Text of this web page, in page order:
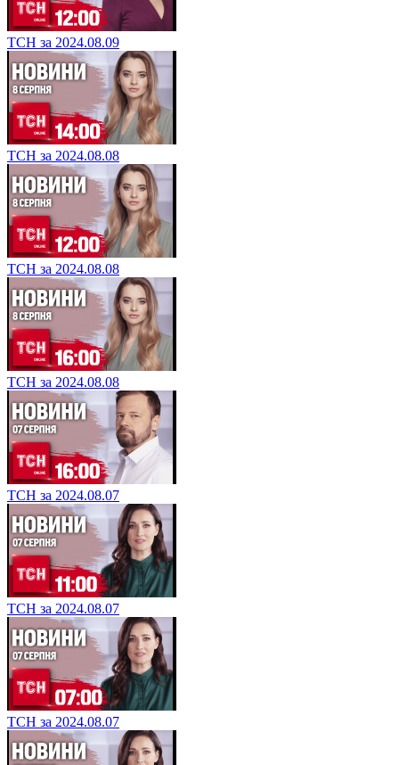
ТСН за 2024.08.09
ТСН за 2024.08.08
ТСН за 2024.08.08
ТСН за 2024.08.08
ТСН за 2024.08.07
ТСН за 2024.08.07
ТСН за 2024.08.07